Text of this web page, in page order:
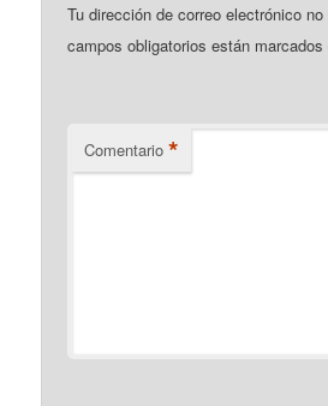
Tu dirección de correo electrónico
campos obligatorios están
Comentario *